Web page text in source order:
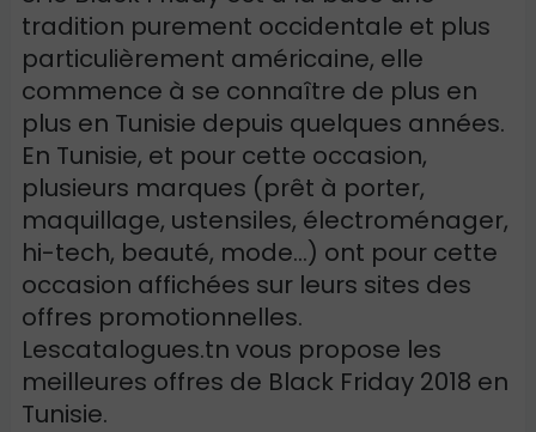
tradition purement occidentale et plus
particulièrement américaine, elle
commence à se connaître de plus en
plus en Tunisie depuis quelques années.
En Tunisie, et pour cette occasion,
plusieurs marques (prêt à porter,
maquillage, ustensiles, électroménager,
hi-tech, beauté, mode…) ont pour cette
occasion affichées sur leurs sites des
offres promotionnelles.
Lescatalogues.tn vous propose les
meilleures offres de Black Friday 2018 en
Tunisie.